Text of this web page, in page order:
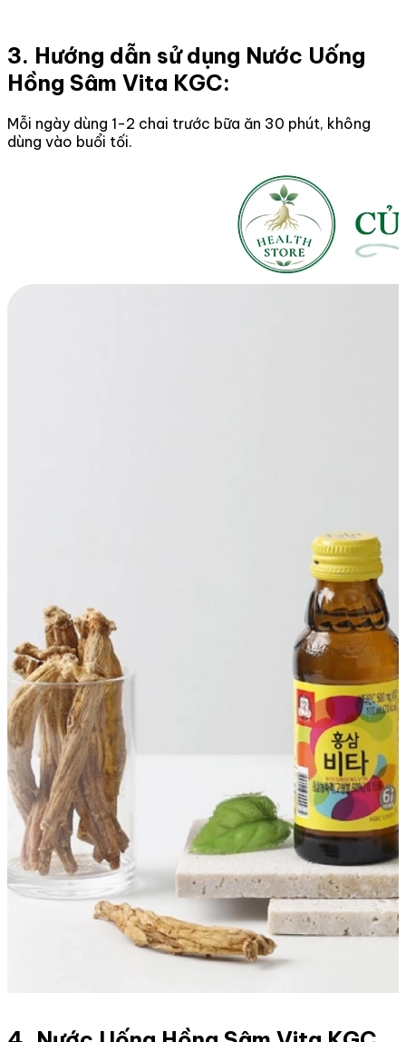
3. Hướng dẫn sử dụng Nước Uống
Hồng Sâm Vita KGC:
Mỗi ngày dùng 1-2 chai trước bữa ăn 30 phút, không
dùng vào buổi tối.